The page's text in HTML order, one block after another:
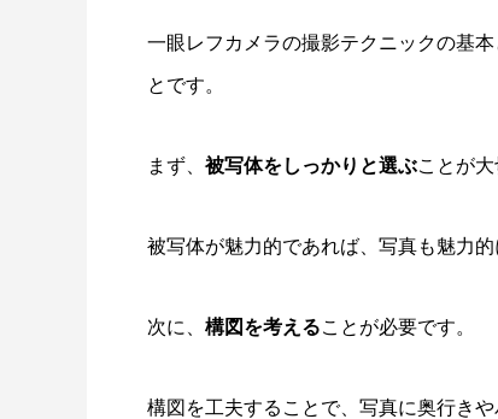
一眼レフカメラの撮影テクニックの基
とです。
まず、 被写体をしっかりと選ぶことが大
被写体が魅力的であれば、写真も魅力的
次に、 構図を考えることが必要です。
構図を工夫することで、写真に奥行きや